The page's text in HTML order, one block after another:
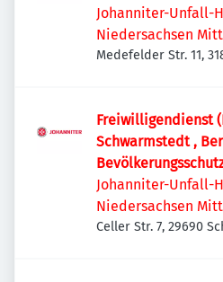
Johanniter-Unfall-
Niedersachsen
Medefelder Str. 11,
Freiwilligendienst
Schwarmstedt ,
Johanniter-Unfall-
Niedersachsen
Celler Str. 7, 29690